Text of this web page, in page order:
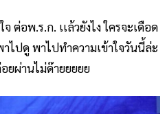
ต่อพ.ร.ก. เเล้วยังไง ใครจะเดือด
ไปดู พาไปทำความเข้าใจวันนี้ล่ะ
อยผ่านไม่ด๊ายยยยย